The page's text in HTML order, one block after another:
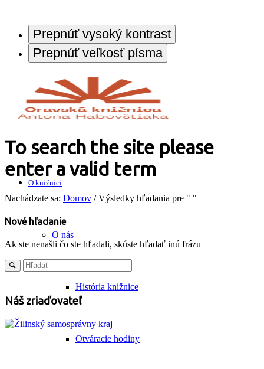
Prepnúť vysoký kontrast
Prepnúť veľkosť písma
O knižnici
O nás
História knižnice
Otváracie hodiny
To search the site please
enter a valid term
Nachádzate sa: Domov / Výsledky hľadania pre " "
Nové hľadanie
Ak ste nenašli čo ste hľadali, skúste hľadať inú frázu
Náš zriaďovateľ